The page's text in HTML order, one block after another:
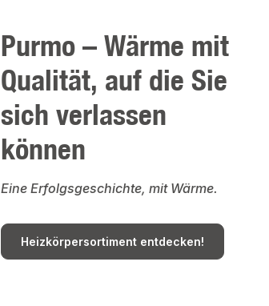
Purmo – Wärme mit
Qualität, auf die Sie
sich verlassen
können
Eine Erfolgsgeschichte, mit Wärme.
Heizkörpersortiment entdecken!